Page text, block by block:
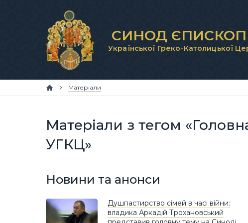
СИНОД
Української Греко-Католицької
Матеріали
Матеріали з тегом
УГКЦ»
Новини та анонси
Душпастирство сімей в часі війни:
владика Аркадій Трохановський